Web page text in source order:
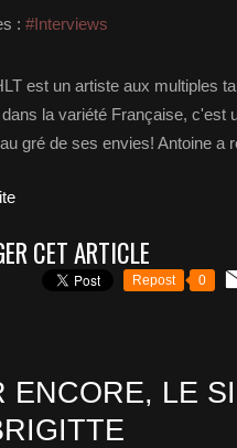
: #Interviews
est un artiste aux multiples
la variété Française, c'est
gré de ses envies! Antoine a
CET ARTICLE
Repost 0
ENCORE, LE